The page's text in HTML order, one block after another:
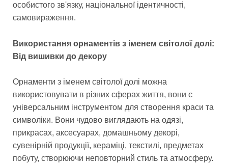
особистого зв'язку, національної ідентичності,
самовираження.
Використання орнаментів з іменем світолої долі:
Від вишивки до декору
Орнаменти з іменем світолої долі можна
використовувати в різних сферах життя, вони є
універсальним інструментом для створення краси та
символіки. Вони чудово виглядають на одязі,
прикрасах, аксесуарах, домашньому декорі,
сувенірній продукції, кераміці, текстилі, предметах
побуту, створюючи неповторний стиль та атмосферу.